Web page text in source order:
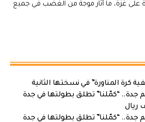
على غزة، ما أثار موجة من الغضب في جميع
كرة المناورة” في نسختها الثانية
“كمّلنا” تطلق بطولتها في جدة
“كمّلنا” تطلق بطولتها في جدة